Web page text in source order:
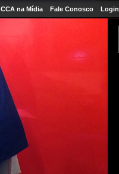
CCA na Mídia Fale Conosco Login